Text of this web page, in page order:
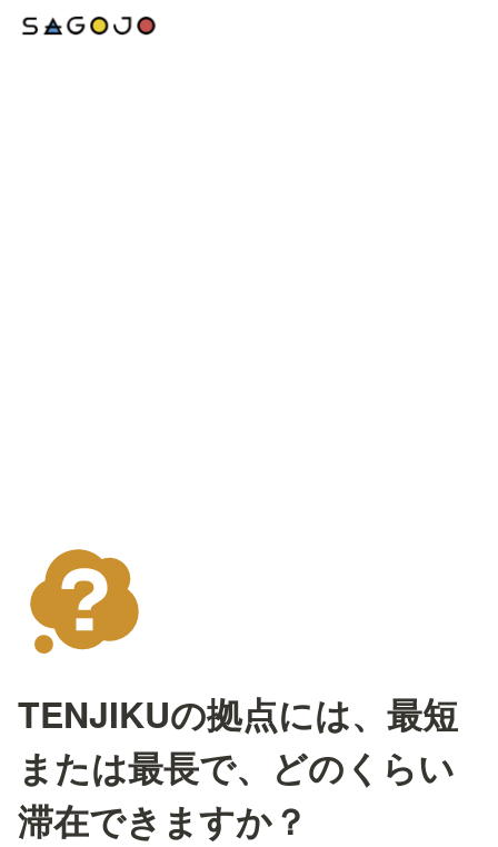
TENJIKUの拠点には、最短
または最長で、どのくらい
滞在できますか？